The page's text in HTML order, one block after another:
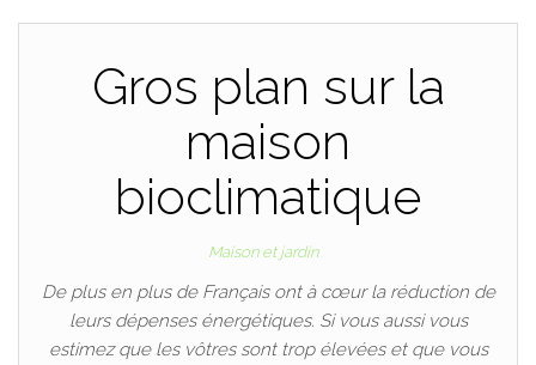
Gros plan sur la
maison
bioclimatique
Maison et jardin
De plus en plus de Français ont à cœur la réduction de
leurs dépenses énergétiques. Si vous aussi vous
estimez que les vôtres sont trop élevées et que vous